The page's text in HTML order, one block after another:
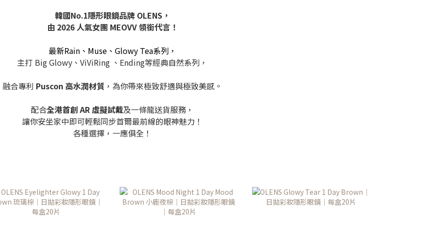
韓國No.1隱形眼鏡品牌 OLENS，
由 2026 人氣女團 MEOVV 領銜代言！
最新Rain、Muse、Glowy Tea系列，
主打 Big Glowy、ViViRing 、Ending等經典自然系列，
融合專利 Puscon 高水潤材質 ，為你帶來極致舒適與極致美感。
配合全港首創 AR 虛擬試戴及一條龍送貨服務，
讓你安坐家中即可輕鬆同步首爾最前線的眼神魅力！
各種選擇，一應俱全！